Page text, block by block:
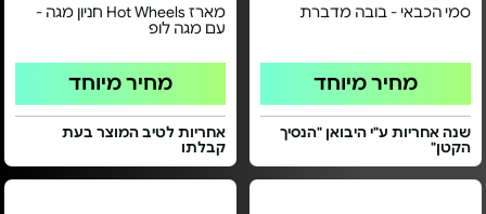
סמי הכבאי - בובה מדברת
מחיר מיוחד
שנה אחריות ע"י היבואן "הנסיך
הקטן"
מארז Hot Wheels חניון מגה -
עם מגה לופ
מחיר מיוחד
אחריות לטיב המוצר בעת
קבלתו